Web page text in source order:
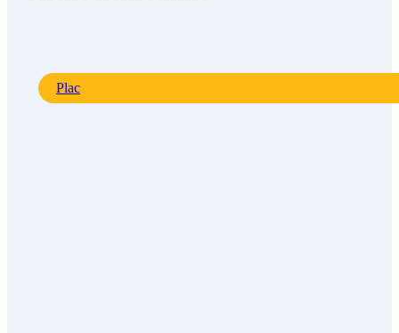
Plac